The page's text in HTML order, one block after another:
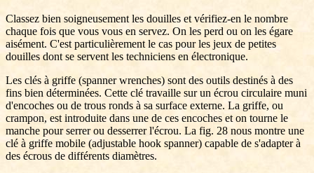
Classez bien soigneusement les douilles et vérifiez-en le nombre
chaque fois que vous vous en servez. On les perd ou on les égare
aisément. C'est particulièrement le cas pour les jeux de petites
douilles dont se servent les techniciens en électronique.
Les clés à griffe (spanner wrenches) sont des outils destinés à des
fins bien déterminées. Cette clé travaille sur un écrou circulaire muni
d'encoches ou de trous ronds à sa surface externe. La griffe, ou
crampon, est introduite dans une de ces encoches et on tourne le
manche pour serrer ou desserrer l'écrou. La fig. 28 nous montre une
clé à griffe mobile (adjustable hook spanner) capable de s'adapter à
des écrous de différents diamètres.